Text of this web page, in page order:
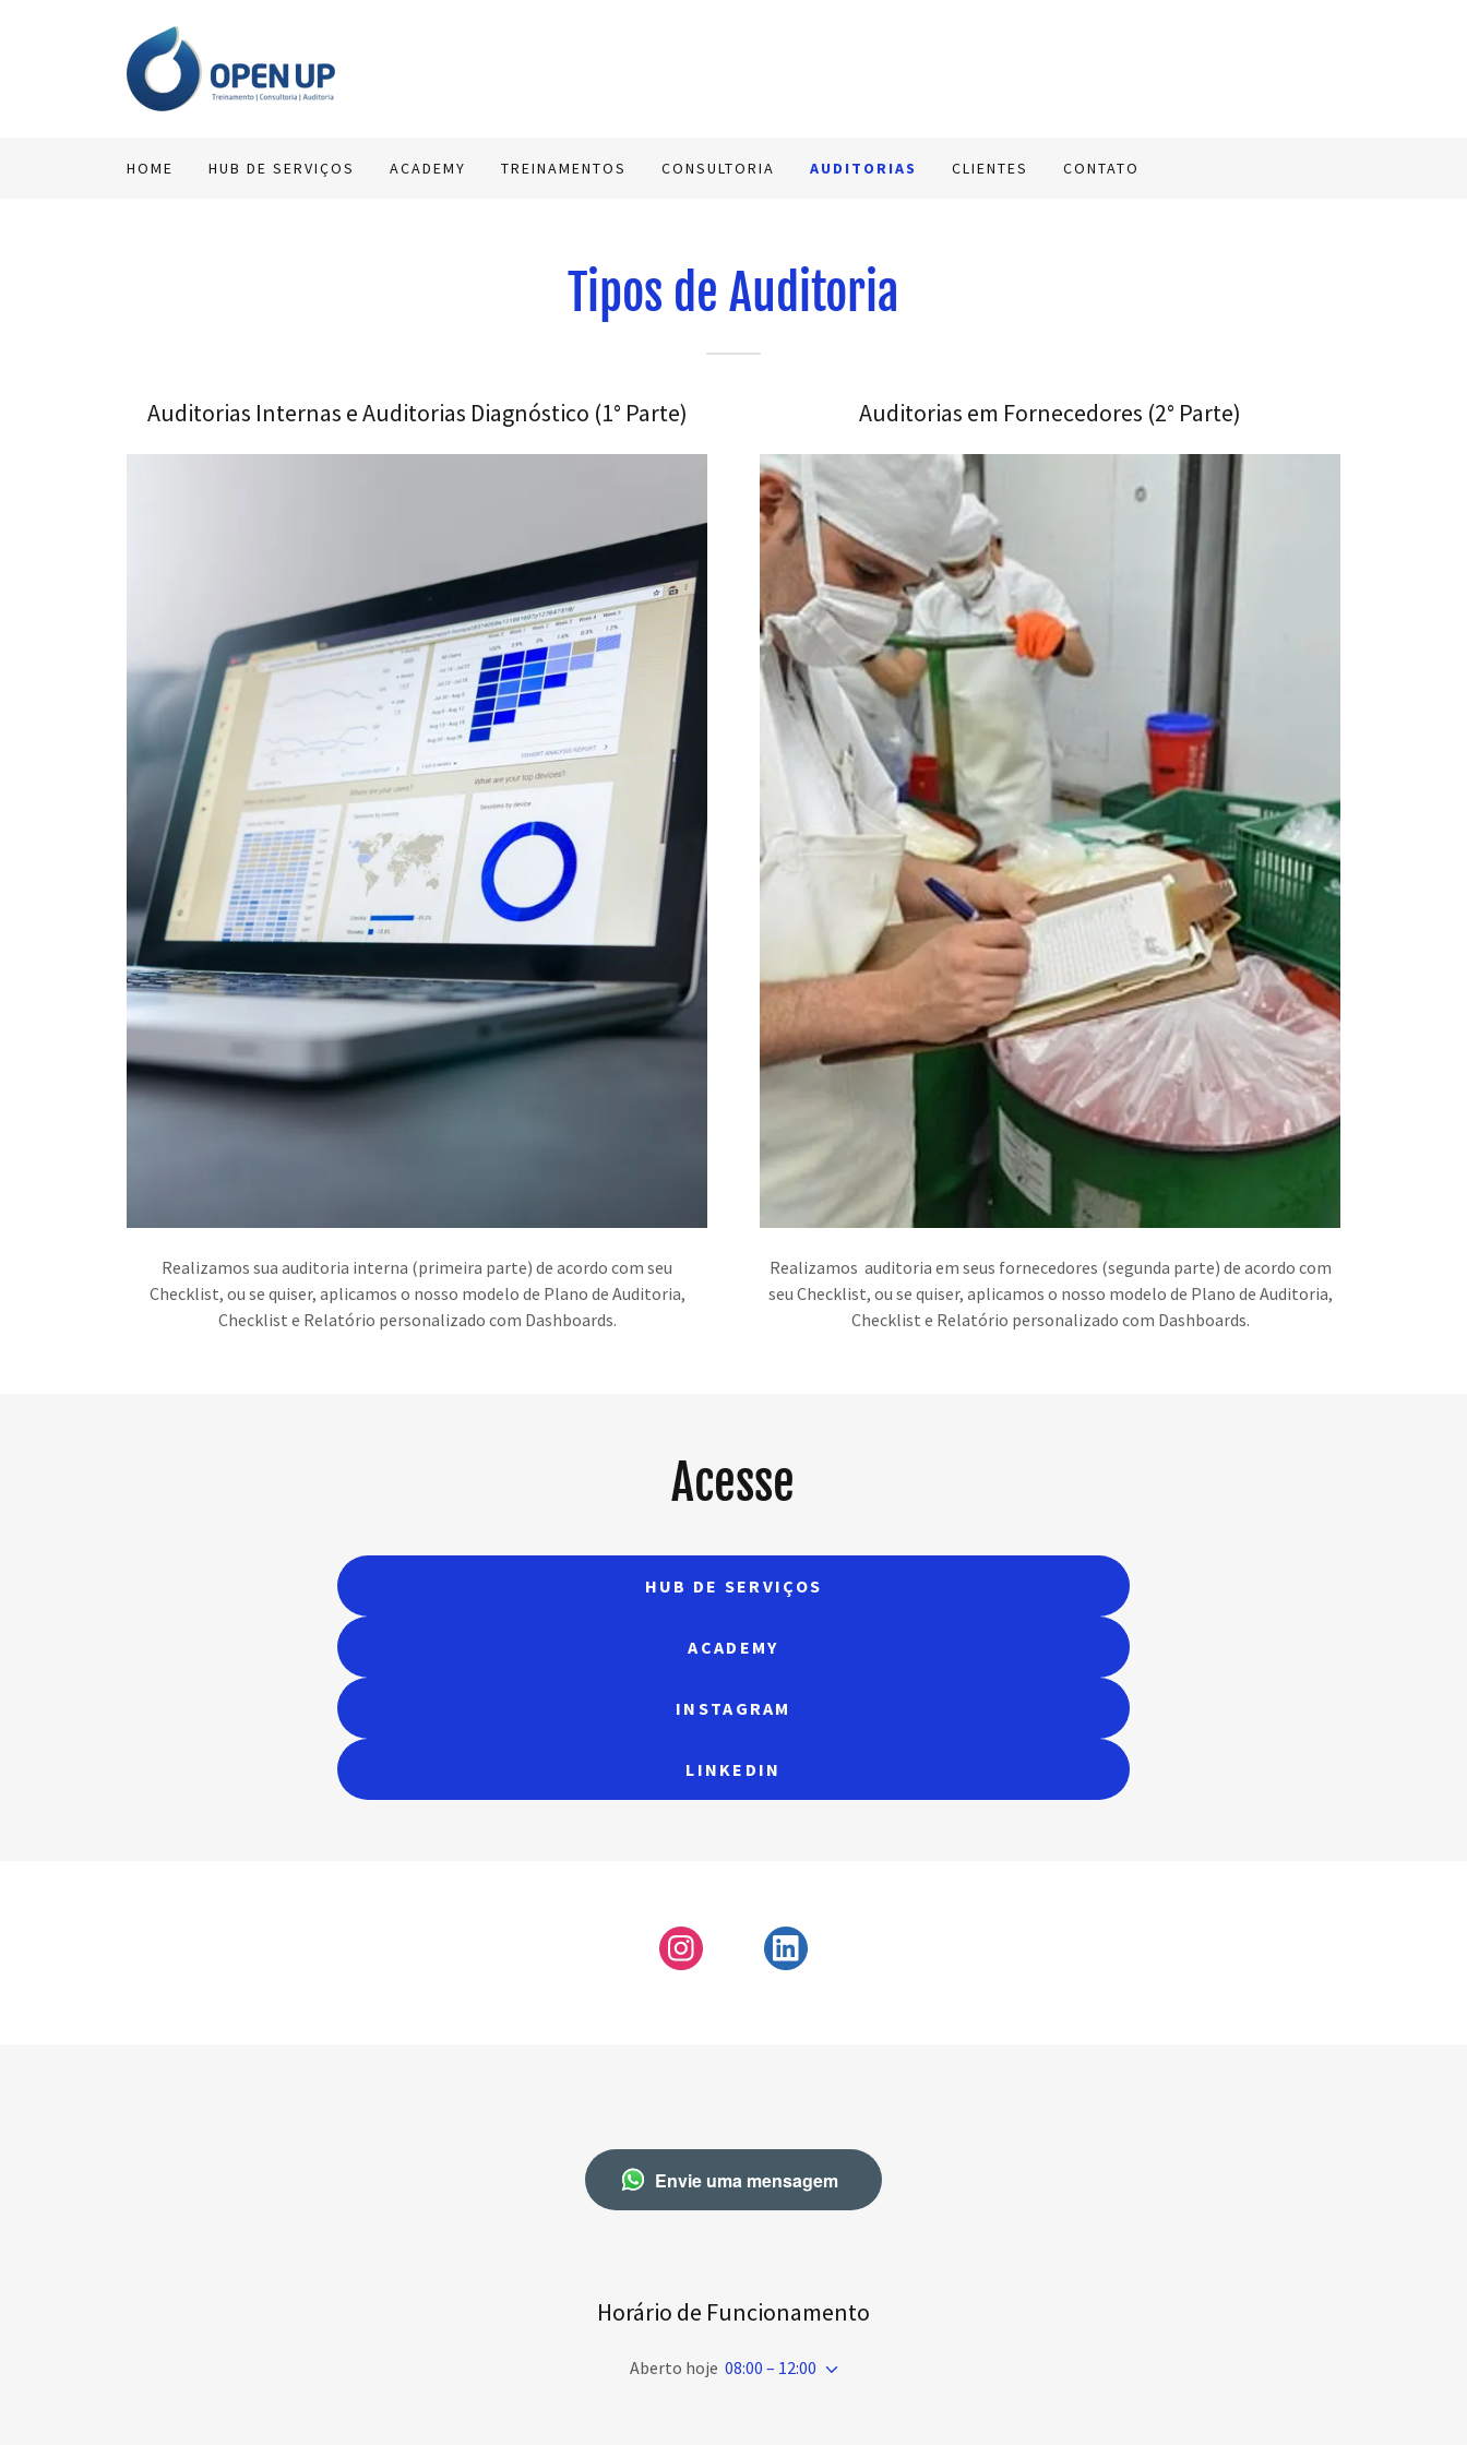
HOME HUB DE SERVIÇOS ACADEMY TREINAMENTOS CONSULTORIA AUDITORIAS CLIENTES CONTATO
Tipos de Auditoria
Auditorias Internas e Auditorias Diagnóstico (1° Parte)
Realizamos sua auditoria interna (primeira parte) de acordo com seu
Checklist, ou se quiser, aplicamos o nosso modelo de Plano de Auditoria,
Checklist e Relatório personalizado com Dashboards.
Auditorias em Fornecedores (2° Parte)
Realizamos auditoria em seus fornecedores (segunda parte) de acordo com
seu Checklist, ou se quiser, aplicamos o nosso modelo de Plano de Auditoria,
Checklist e Relatório personalizado com Dashboards.
Acesse
HUB DE SERVIÇOS
ACADEMY
INSTAGRAM
LINKEDIN
Envie uma mensagem
Horário de Funcionamento
Aberto hoje 08:00 – 12:00